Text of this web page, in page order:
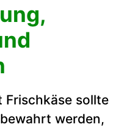
Frischkäse sollte
werden,